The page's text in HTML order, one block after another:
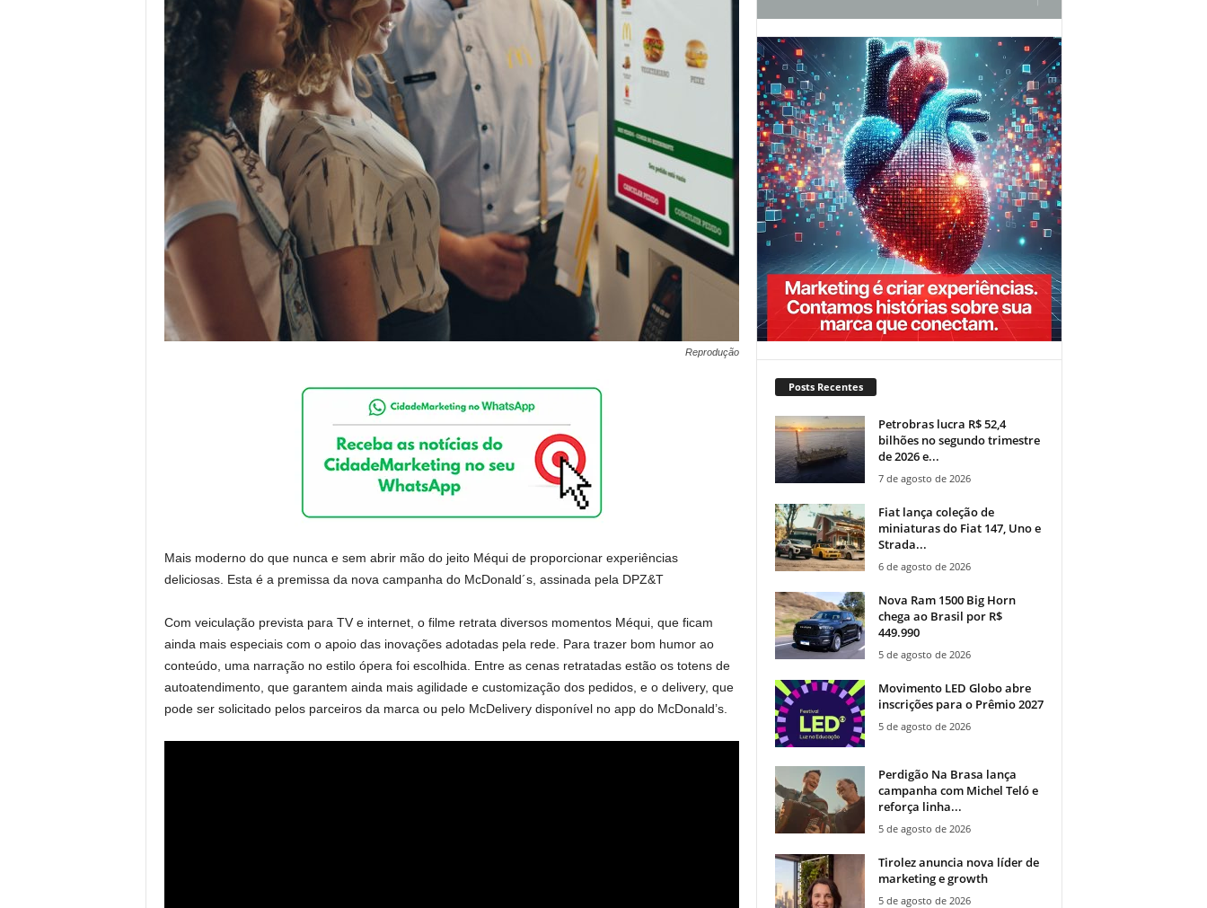
Reprodução
Mais moderno do que nunca e sem abrir mão do jeito Méqui de proporcionar experiências
deliciosas. Esta é a premissa da nova campanha do McDonald´s, assinada pela DPZ&T
Com veiculação prevista para TV e internet, o filme retrata diversos momentos Méqui, que ficam
ainda mais especiais com o apoio das inovações adotadas pela rede. Para trazer bom humor ao
conteúdo, uma narração no estilo ópera foi escolhida. Entre as cenas retratadas estão os totens de
autoatendimento, que garantem ainda mais agilidade e customização dos pedidos, e o delivery, que
pode ser solicitado pelos parceiros da marca ou pelo McDelivery disponível no app do McDonald’s.
Posts Recentes
Petrobras lucra R$ 52,4
bilhões no segundo trimestre
de 2026 e...
7 de agosto de 2026
Fiat lança coleção de
miniaturas do Fiat 147, Uno e
Strada...
6 de agosto de 2026
Nova Ram 1500 Big Horn
chega ao Brasil por R$
449.990
5 de agosto de 2026
Movimento LED Globo abre
inscrições para o Prêmio 2027
5 de agosto de 2026
Perdigão Na Brasa lança
campanha com Michel Teló e
reforça linha...
5 de agosto de 2026
Tirolez anuncia nova líder de
marketing e growth
5 de agosto de 2026